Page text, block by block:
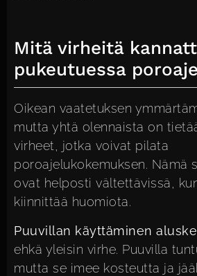
Mitä virheitä
pukeutuessa
Oikean vaatetuksen
mutta yhtä olennaista on
virheet, jotka voivat pilata
poroajelukokemuksen. Nämä
ovat helposti vältettävissä,
kiinnittää huomiota.
Puuvillan käyttäminen
ehkä yleisin virhe. Puuvilla
mutta se imee kosteutta ja